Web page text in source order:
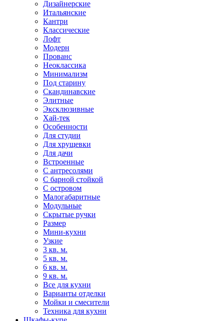
Дизайнерские
Итальянские
Кантри
Классические
Лофт
Модерн
Прованс
Неоклассика
Минимализм
Под старину
Скандинавские
Элитные
Эксклюзивные
Хай-тек
Особенности
Для студии
Для хрущевки
Для дачи
Встроенные
С антресолями
С барной стойкой
С островом
Малогабаритные
Модульные
Скрытые ручки
Размер
Мини-кухни
Узкие
3 кв. м.
5 кв. м.
6 кв. м.
9 кв. м.
Все для кухни
Варианты отделки
Мойки и смесители
Техника для кухни